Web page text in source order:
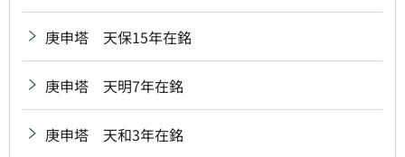
庚申塔 天保15年在銘
庚申塔 天明7年在銘
庚申塔 天和3年在銘